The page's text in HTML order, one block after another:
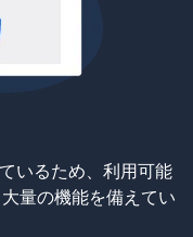
いるため、利用可能
量の機能を備えてい